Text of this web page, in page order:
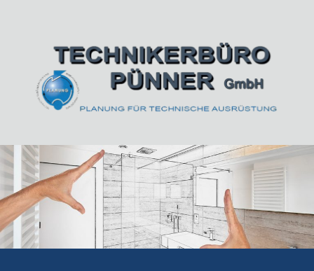
Technische Ausrüstung